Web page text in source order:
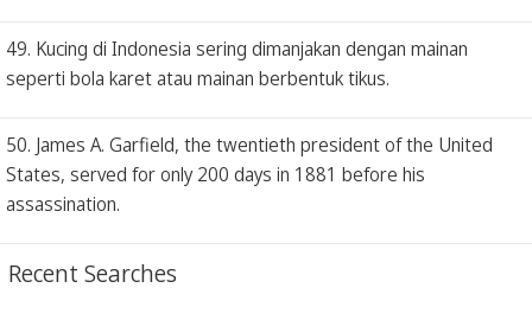
49. Kucing di Indonesia sering dimanjakan dengan mainan
seperti bola karet atau mainan berbentuk tikus.
50. James A. Garfield, the twentieth president of the United
States, served for only 200 days in 1881 before his
assassination.
Recent Searches